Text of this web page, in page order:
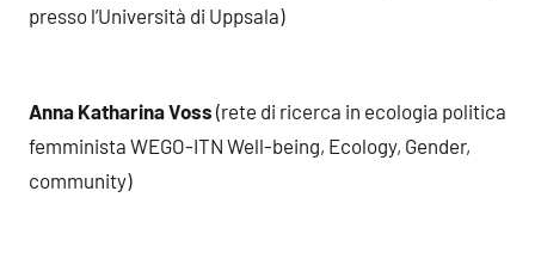
presso l’Università di Uppsala)
Anna Katharina Voss (rete di ricerca in ecologia politica
femminista WEGO-ITN Well-being, Ecology, Gender,
community)